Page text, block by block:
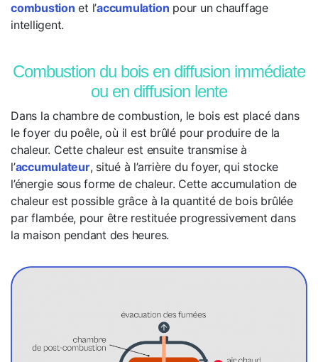
combustion et l’accumulation pour un chauffage
intelligent.
Combustion du bois en diffusion immédiate
ou en diffusion lente
Dans la chambre de combustion, le bois est placé dans
le foyer du poêle, où il est brûlé pour produire de la
chaleur. Cette chaleur est ensuite transmise à
l’accumulateur, situé à l’arrière du foyer, qui stocke
l’énergie sous forme de chaleur. Cette accumulation de
chaleur est possible grâce à la quantité de bois brûlée
par flambée, pour être restituée progressivement dans
la maison pendant des heures.